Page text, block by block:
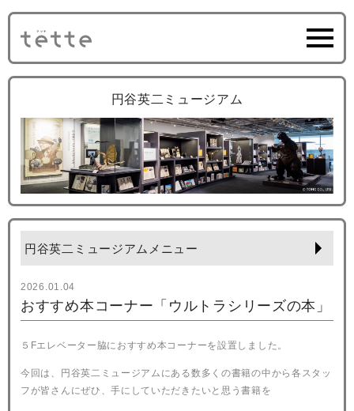
円谷英二ミュージアム
円谷英二ミュージアムメニュー
2026.01.04
おすすめ本コーナー「ウルトラシリーズの本」
５Fエレベーター脇におすすめ本コーナーを設置しました。
今回は、円谷英二ミュージアムにある数多くの書籍の中から各スタッ
フが皆さんにぜひ、手にしていただきたいと思う書籍を